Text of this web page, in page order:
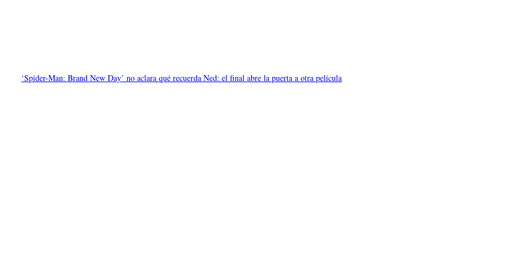
‘Spider-Man: Brand New Day’ no aclara qué recuerda Ned: el final abre la puerta a otra película